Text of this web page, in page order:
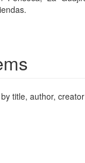
title, author,